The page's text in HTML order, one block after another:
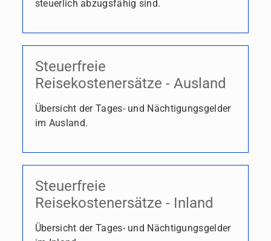
steuerlich abzugsfähig sind.
Steuerfreie
Reisekostenersätze - Ausland
Übersicht der Tages- und Nächtigungsgelder
im Ausland.
Steuerfreie
Reisekostenersätze - Inland
Übersicht der Tages- und Nächtigungsgelder